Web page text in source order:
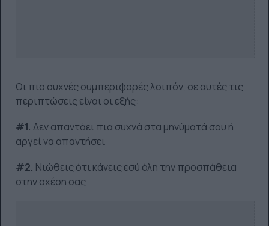
Οι πιο συχνές συμπεριφορές λοιπόν, σε αυτές τις
περιπτώσεις είναι οι εξής:
#1. Δεν απαντάει πια συχνά στα μηνύματά σου ή
αργεί να απαντήσει
#2. Νιώθεις ότι κάνεις εσύ όλη την προσπάθεια
στην σχέση σας